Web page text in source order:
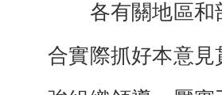
各有關地區和
合實際抓好本意